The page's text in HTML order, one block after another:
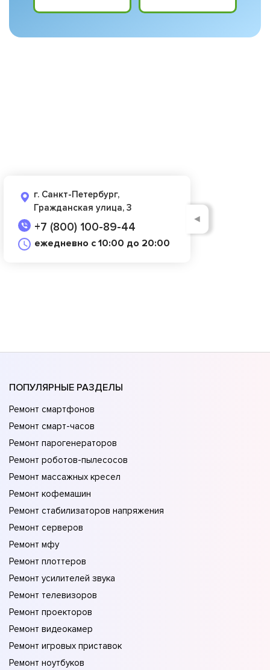
г. Санкт-Петербург,
Гражданская улица, 3
+7 (800) 100-89-44
ежедневно с 10:00 до 20:00
◄
ПОПУЛЯРНЫЕ РАЗДЕЛЫ
Ремонт смартфонов
Ремонт смарт-часов
Ремонт парогенераторов
Ремонт роботов-пылесосов
Ремонт массажных кресел
Ремонт кофемашин
Ремонт стабилизаторов напряжения
Ремонт серверов
Ремонт мфу
Ремонт плоттеров
Ремонт усилителей звука
Ремонт телевизоров
Ремонт проекторов
Ремонт видеокамер
Ремонт игровых приставок
Ремонт ноутбуков